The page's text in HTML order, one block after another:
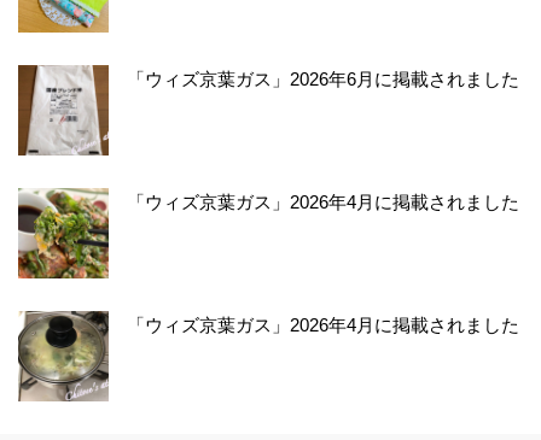
「ウィズ京葉ガス」2026年6月に掲載されました
「ウィズ京葉ガス」2026年4月に掲載されました
「ウィズ京葉ガス」2026年4月に掲載されました